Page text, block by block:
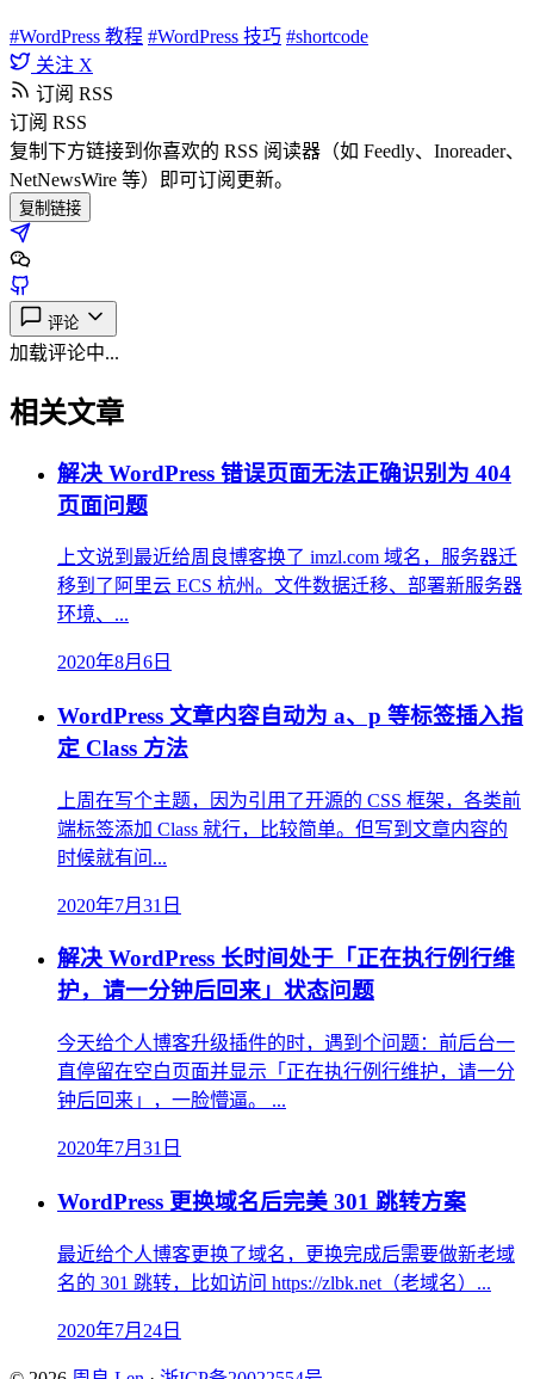
#WordPress 教程 #WordPress 技巧 #shortcode
关注 X
订阅 RSS
订阅 RSS
复制下方链接到你喜欢的 RSS 阅读器（如 Feedly、Inoreader、
NetNewsWire 等）即可订阅更新。
复制链接
评论
加载评论中...
相关文章
解决 WordPress 错误页面无法正确识别为 404
页面问题
上文说到最近给周良博客换了 imzl.com 域名，服务器迁
移到了阿里云 ECS 杭州。文件数据迁移、部署新服务器
环境、...
2020年8月6日
WordPress 文章内容自动为 a、p 等标签插入指
定 Class 方法
上周在写个主题，因为引用了开源的 CSS 框架，各类前
端标签添加 Class 就行，比较简单。但写到文章内容的
时候就有问...
2020年7月31日
解决 WordPress 长时间处于「正在执行例行维
护，请一分钟后回来」状态问题
今天给个人博客升级插件的时，遇到个问题：前后台一
直停留在空白页面并显示「正在执行例行维护，请一分
钟后回来」，一脸懵逼。 ...
2020年7月31日
WordPress 更换域名后完美 301 跳转方案
最近给个人博客更换了域名，更换完成后需要做新老域
名的 301 跳转，比如访问 https://zlbk.net（老域名）...
2020年7月24日